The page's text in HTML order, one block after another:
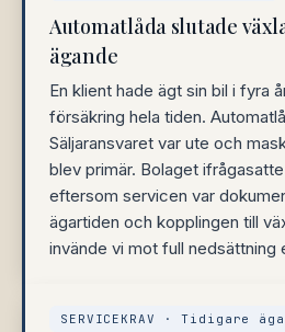
Automatlåda slutade
ägande
En klient hade ägt sin bil i fyra
försäkring hela tiden.
Säljaransvaret var ute och
blev primär. Bolaget
eftersom servicen var
ägartiden och kopplingen till
invände vi mot full nedsättning
SERVICEKRAV · Tidigare